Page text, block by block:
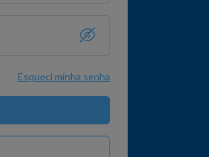
Esqueci minha senha